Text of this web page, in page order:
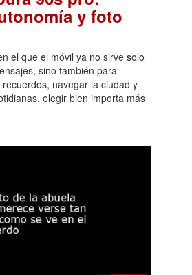
y foto
el que el móvil ya no sirve solo
sino también para
navegar la ciudad y
elegir bien importa más